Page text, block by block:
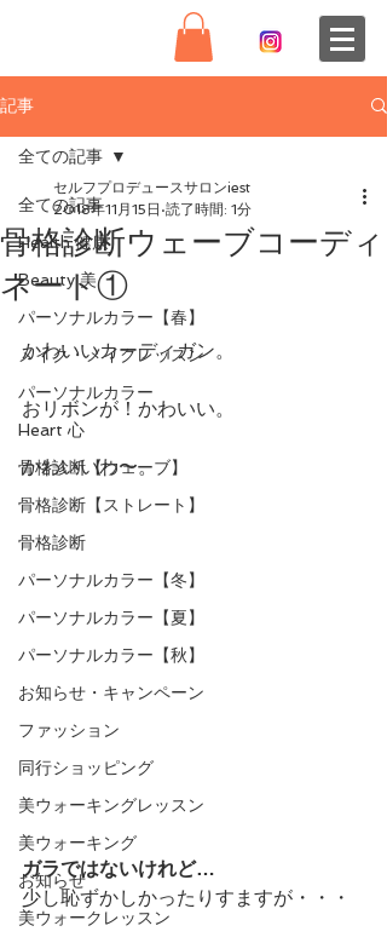
記事
全ての記事
Health 健康
Beauty 美
パーソナルカラー【春】
メイク・メイクレッスン
パーソナルカラー
Heart 心
骨格診断【ウェーブ】
骨格診断【ストレート】
骨格診断
パーソナルカラー【冬】
パーソナルカラー【夏】
パーソナルカラー【秋】
お知らせ・キャンペーン
ファッション
同行ショッピング
美ウォーキングレッスン
美ウォーキング
お知らせ
美ウォークレッスン
全ての記事
骨格診断ウェーブコーディ
ネート①
セルフプロデュースサロンiest
2018年11月15日 読了時間: 1分
かわいいカーディガン。
おリボンが！かわいい。
かわいいわ〜。
ガラではないけれど…
少し恥ずかしかったりすますが・・・